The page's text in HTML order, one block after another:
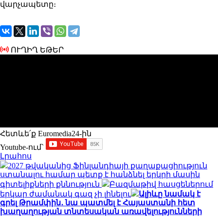
վարչապետը։
ՈՒՂԻՂ ԵԹԵՐ
Հետևե՛ք Euromedia24-ին
Youtube-ում`
Լրահոս
2027 թվականից Ֆինլանդիայի քաղաքացիություն
ստանալու համար պետք է հանձնել երկրի մասին
գիտելիքների քննություն
Բազմաթիվ հասցեներում
երկար ժամանակ գազ չի լինելու
Ալիևը նամակ է
գրել Թրամփին․ նա պատմել է Հայաստանի հետ
խաղաղության տնտեսական առավելությունների